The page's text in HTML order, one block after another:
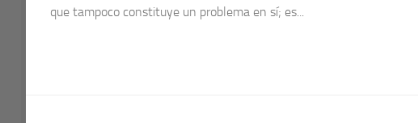
que tampoco constituye un problema en sí; es...